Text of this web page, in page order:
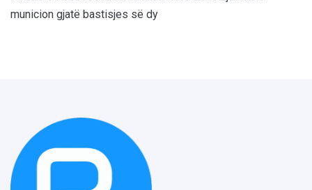
municion gjatë bastisjes së dy